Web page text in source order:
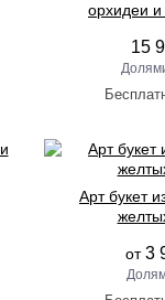
орхидеи и
15
Арт букет
от3